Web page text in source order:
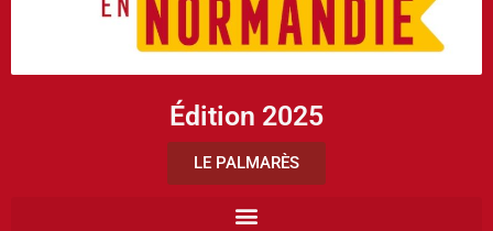
Édition 2025
LE PALMARÈS